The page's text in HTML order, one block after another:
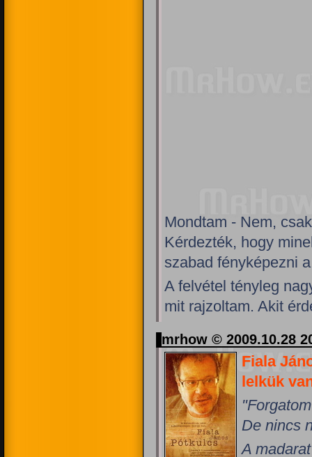
Mondtam - Nem,
Kérdezték, hogy
szabad fényképezni
A felvétel tényleg
mit rajzoltam. Akit
mrhow © 2009.10.28
Fiala
lelkük
De nincs
A